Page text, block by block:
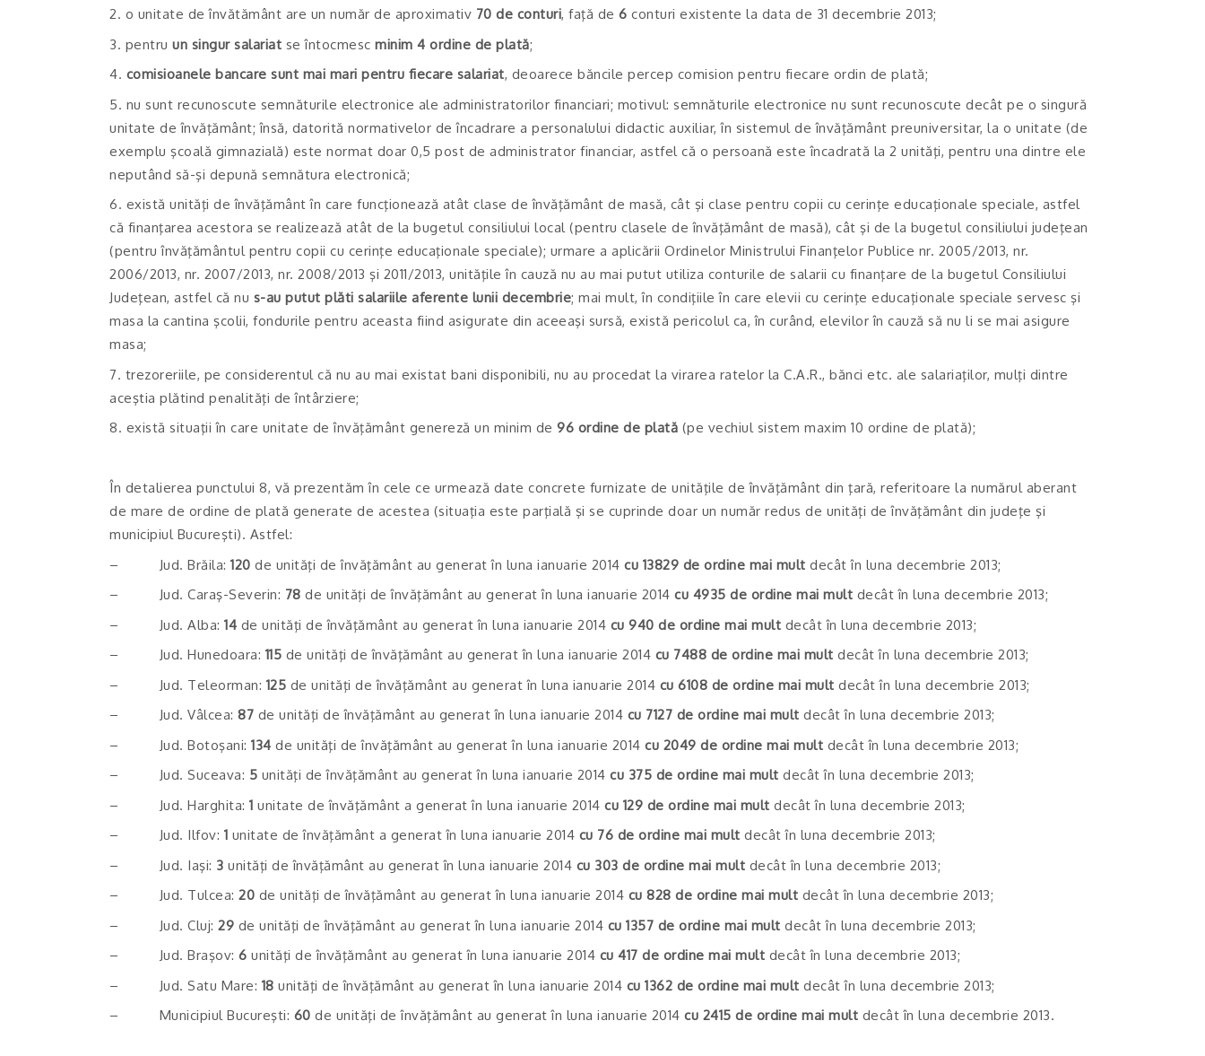
2. o unitate de învătământ are un număr de aproximativ 70 de conturi, faţă de 6 conturi existente la data de 31 decembrie 2013;
3. pentru un singur salariat se întocmesc minim 4 ordine de plată;
4. comisioanele bancare sunt mai mari pentru fiecare salariat, deoarece băncile percep comision pentru fiecare ordin de plată;
5. nu sunt recunoscute semnăturile electronice ale administratorilor financiari; motivul: semnăturile electronice nu sunt recunoscute decât pe o singură
unitate de învăţământ; însă, datorită normativelor de încadrare a personalului didactic auxiliar, în sistemul de învăţământ preuniversitar, la o unitate (de
exemplu şcoală gimnazială) este normat doar 0,5 post de administrator financiar, astfel că o persoană este încadrată la 2 unităţi, pentru una dintre ele
neputând să-şi depună semnătura electronică;
6. există unităţi de învăţământ în care funcţionează atât clase de învăţământ de masă, cât şi clase pentru copii cu cerinţe educaţionale speciale, astfel
că finanţarea acestora se realizează atât de la bugetul consiliului local (pentru clasele de învăţământ de masă), cât şi de la bugetul consiliului judeţean
(pentru învăţământul pentru copii cu cerinţe educaţionale speciale); urmare a aplicării Ordinelor Ministrului Finanţelor Publice nr. 2005/2013, nr.
2006/2013, nr. 2007/2013, nr. 2008/2013 şi 2011/2013, unităţile în cauză nu au mai putut utiliza conturile de salarii cu finanţare de la bugetul Consiliului
Judeţean, astfel că nu s-au putut plăti salariile aferente lunii decembrie; mai mult, în condiţiile în care elevii cu cerinţe educaţionale speciale servesc şi
masa la cantina şcolii, fondurile pentru aceasta fiind asigurate din aceeaşi sursă, există pericolul ca, în curând, elevilor în cauză să nu li se mai asigure
masa;
7. trezoreriile, pe considerentul că nu au mai existat bani disponibili, nu au procedat la virarea ratelor la C.A.R., bănci etc. ale salariaţilor, mulţi dintre
aceştia plătind penalităţi de întârziere;
8. există situaţii în care unitate de învăţământ genereză un minim de 96 ordine de plată (pe vechiul sistem maxim 10 ordine de plată);
În detalierea punctului 8, vă prezentăm în cele ce urmează date concrete furnizate de unităţile de învăţământ din ţară, referitoare la numărul aberant
de mare de ordine de plată generate de acestea (situaţia este parţială şi se cuprinde doar un număr redus de unităţi de învăţământ din judeţe şi
municipiul Bucureşti). Astfel:
– Jud. Brăila: 120 de unităţi de învăţământ au generat în luna ianuarie 2014 cu 13829 de ordine mai mult decât în luna decembrie 2013;
– Jud. Caraş-Severin: 78 de unităţi de învăţământ au generat în luna ianuarie 2014 cu 4935 de ordine mai mult decât în luna decembrie 2013;
– Jud. Alba: 14 de unităţi de învăţământ au generat în luna ianuarie 2014 cu 940 de ordine mai mult decât în luna decembrie 2013;
– Jud. Hunedoara: 115 de unităţi de învăţământ au generat în luna ianuarie 2014 cu 7488 de ordine mai mult decât în luna decembrie 2013;
– Jud. Teleorman: 125 de unităţi de învăţământ au generat în luna ianuarie 2014 cu 6108 de ordine mai mult decât în luna decembrie 2013;
– Jud. Vâlcea: 87 de unităţi de învăţământ au generat în luna ianuarie 2014 cu 7127 de ordine mai mult decât în luna decembrie 2013;
– Jud. Botoşani: 134 de unităţi de învăţământ au generat în luna ianuarie 2014 cu 2049 de ordine mai mult decât în luna decembrie 2013;
– Jud. Suceava: 5 unităţi de învăţământ au generat în luna ianuarie 2014 cu 375 de ordine mai mult decât în luna decembrie 2013;
– Jud. Harghita: 1 unitate de învăţământ a generat în luna ianuarie 2014 cu 129 de ordine mai mult decât în luna decembrie 2013;
– Jud. Ilfov: 1 unitate de învăţământ a generat în luna ianuarie 2014 cu 76 de ordine mai mult decât în luna decembrie 2013;
– Jud. Iaşi: 3 unităţi de învăţământ au generat în luna ianuarie 2014 cu 303 de ordine mai mult decât în luna decembrie 2013;
– Jud. Tulcea: 20 de unităţi de învăţământ au generat în luna ianuarie 2014 cu 828 de ordine mai mult decât în luna decembrie 2013;
– Jud. Cluj: 29 de unităţi de învăţământ au generat în luna ianuarie 2014 cu 1357 de ordine mai mult decât în luna decembrie 2013;
– Jud. Braşov: 6 unităţi de învăţământ au generat în luna ianuarie 2014 cu 417 de ordine mai mult decât în luna decembrie 2013;
– Jud. Satu Mare: 18 unităţi de învăţământ au generat în luna ianuarie 2014 cu 1362 de ordine mai mult decât în luna decembrie 2013;
– Municipiul Bucureşti: 60 de unităţi de învăţământ au generat în luna ianuarie 2014 cu 2415 de ordine mai mult decât în luna decembrie 2013.